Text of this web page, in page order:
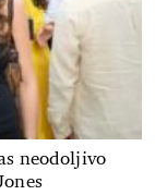
neodoljivo